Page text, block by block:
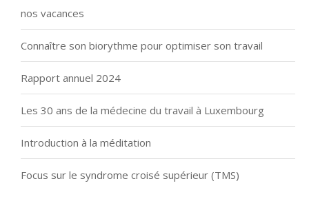
nos vacances
Connaître son biorythme pour optimiser son travail
Rapport annuel 2024
Les 30 ans de la médecine du travail à Luxembourg
Introduction à la méditation
Focus sur le syndrome croisé supérieur (TMS)